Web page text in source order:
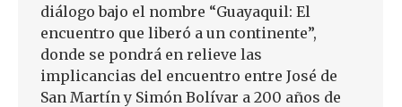
diálogo bajo el nombre “Guayaquil: El
encuentro que liberó a un continente”,
donde se pondrá en relieve las
implicancias del encuentro entre José de
San Martín y Simón Bolívar a 200 años de